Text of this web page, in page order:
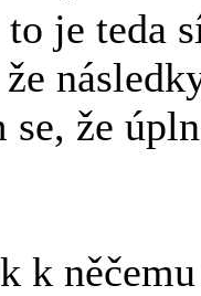
to je teda
se, že
k